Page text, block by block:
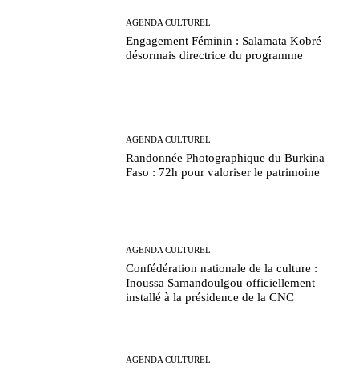
AGENDA CULTUREL
Engagement Féminin : Salamata Kobré
désormais directrice du programme
AGENDA CULTUREL
Randonnée Photographique du Burkina
Faso : 72h pour valoriser le patrimoine
AGENDA CULTUREL
Confédération nationale de la culture :
Inoussa Samandoulgou officiellement
installé à la présidence de la CNC
AGENDA CULTUREL